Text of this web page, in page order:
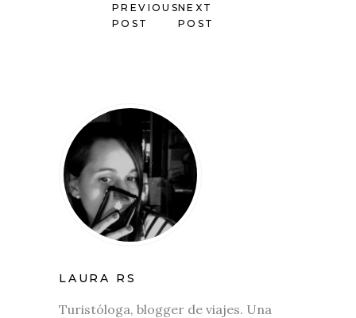
PREVIOUS
POST
NEXT
POST
LAURA RS
Turistóloga, blogger de viajes. Una